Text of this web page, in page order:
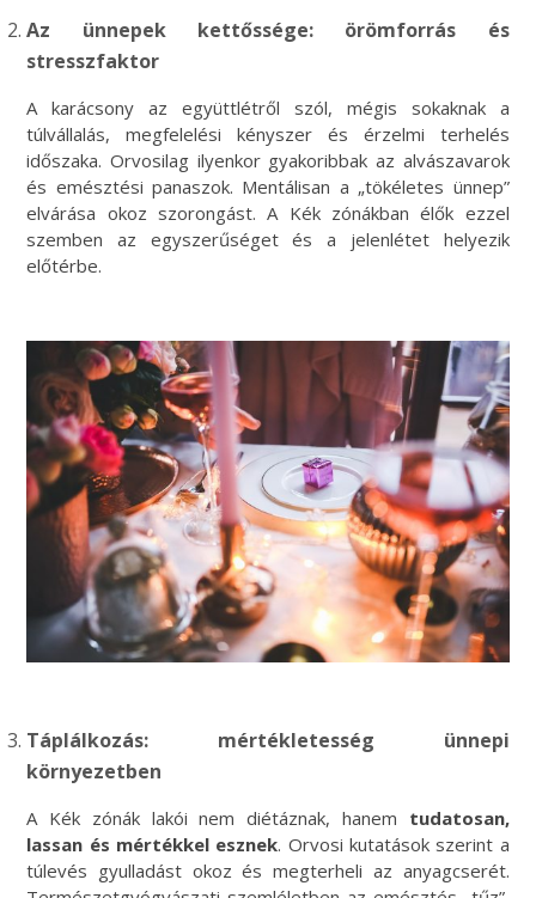
Az ünnepek kettőssége: örömforrás és
stresszfaktor
A karácsony az együttlétről szól, mégis sokaknak a
túlvállalás, megfelelési kényszer és érzelmi terhelés
időszaka. Orvosilag ilyenkor gyakoribbak az alvászavarok
és emésztési panaszok. Mentálisan a „tökéletes ünnep”
elvárása okoz szorongást. A Kék zónákban élők ezzel
szemben az egyszerűséget és a jelenlétet helyezik
előtérbe.
Táplálkozás: mértékletesség ünnepi
környezetben
A Kék zónák lakói nem diétáznak, hanem tudatosan,
lassan és mértékkel esznek. Orvosi kutatások szerint a
túlevés gyulladást okoz és megterheli az anyagcserét.